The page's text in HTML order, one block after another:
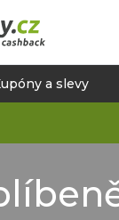
a slevy